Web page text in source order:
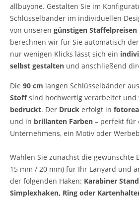
allbuyone. Gestalten Sie im
Schlüsselbänder im individuellen
von unseren günstigen Staffelpreisen
berechnen wir für Sie automatisch
nur wenigen Klicks lässt sich ein
selbst gestalten und anschließend
Die 90 cm langen Schlüsselbänder aus
Stoffsind hochwertig verarbeitet und
bedruckt. Der Druck erfolgt in
und in brillanten Farben – perfekt für
Unternehmens, ein Motiv oder
Wählen Sie zunächst die gewünschte
15 mm / 20 mm) für Ihr Lanyard und
der folgenden Haken: Karabiner
Simplexhaken, Ring oder